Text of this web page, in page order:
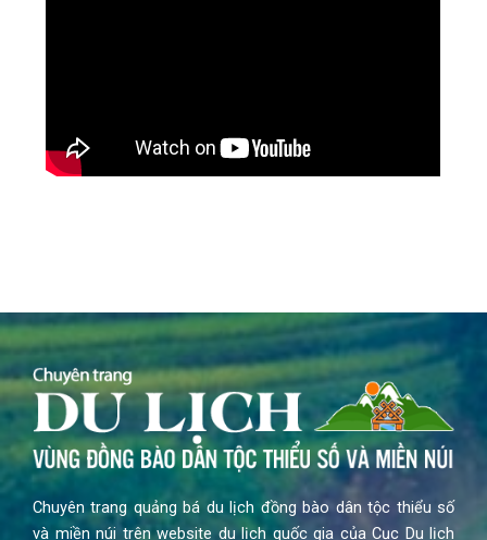
Chuyên trang quảng bá du lịch đồng bào dân tộc thiểu số
và miền núi trên website du lịch quốc gia của Cục Du lịch